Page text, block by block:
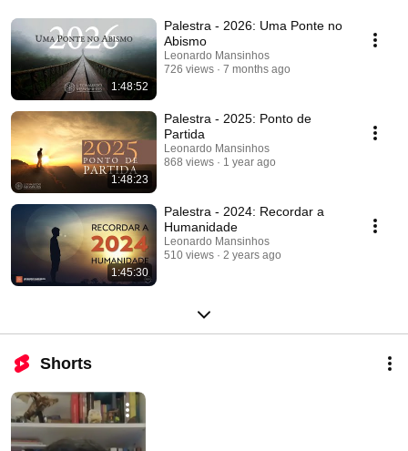
1:48:52
Palestra - 2026: Uma Ponte no
Abismo
Leonardo Mansinhos
726 views
7 months ago
1:48:23
Palestra - 2025: Ponto de
Partida
Leonardo Mansinhos
868 views
1 year ago
1:45:30
Palestra - 2024: Recordar a
Humanidade
Leonardo Mansinhos
510 views
2 years ago
Shorts